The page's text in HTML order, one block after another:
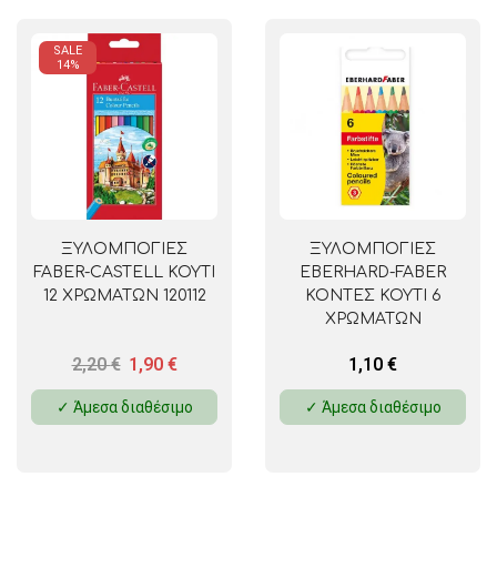
SALE
14%
ΞΥΛΟΜΠΟΓΙΕΣ
FABER-CASTELL ΚΟΥΤΙ
12 ΧΡΩΜΑΤΩΝ 120112
2,20€ 1,90 €
✓ Άμεσα διαθέσιμο
ΞΥΛΟΜΠΟΓΙΕΣ
EBERHARD-FABER
ΚΟΝΤΕΣ ΚΟΥΤΙ 6
ΧΡΩΜΑΤΩΝ
1,10 €
✓ Άμεσα διαθέσιμο